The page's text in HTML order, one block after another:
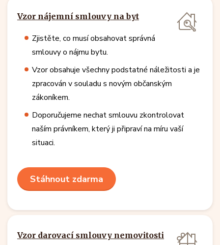
Vzor nájemní smlouvy na byt
Zjistěte, co musí obsahovat správná
smlouvy o nájmu bytu.
Vzor obsahuje všechny podstatné náležitosti a je
zpracován v souladu s novým občanským
zákoníkem.
Doporučujeme nechat smlouvu zkontrolovat
naším právníkem, který ji připraví na míru vaší
situaci.
Stáhnout zdarma
Vzor darovací smlouvy nemovitosti